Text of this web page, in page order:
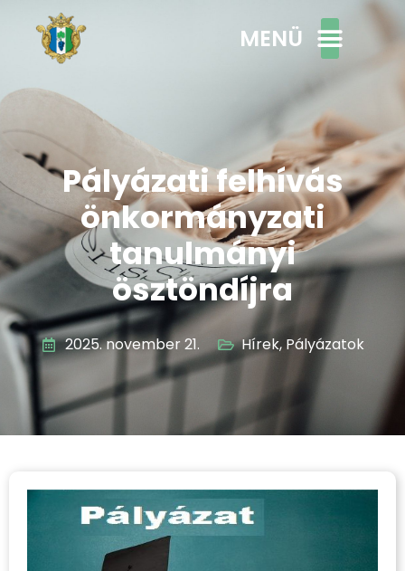
MENÜ
Pályázati felhívás
önkormányzati
tanulmányi
ösztöndíjra
2025. november 21. Hírek, Pályázatok